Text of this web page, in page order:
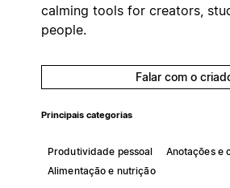
calming tools for creators,
people.
Falar com o
Principais categorias
Produtividade pessoal
Anotações e
Alimentação e nutrição